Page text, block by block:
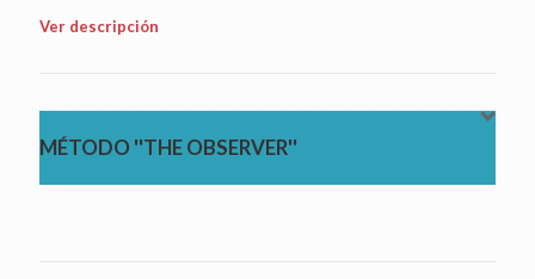
Ver descripción
MÉTODO ''THE OBSERVER''